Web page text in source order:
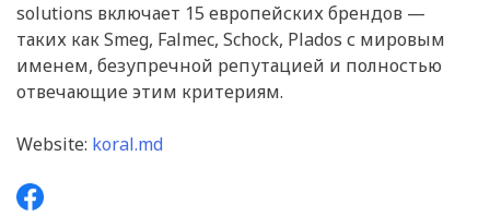
solutions включает 15 европейских брендов —
таких как Smeg, Falmec, Schock, Plados с мировым
именем, безупречной репутацией и полностью
отвечающие этим критериям.
Website: koral.md